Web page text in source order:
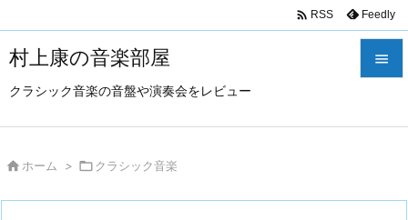
村上康の音楽部屋
クラシック音楽の音盤や演奏会をレビュー

 RSS Feedly
 ホーム > クラシック音楽